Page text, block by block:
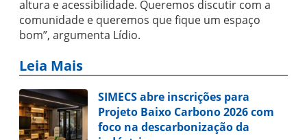
altura e acessibilidade. Queremos discutir com a
comunidade e queremos que fique um espaço
bom”, argumenta Lídio.
Leia Mais
SIMECS abre inscrições para
Projeto Baixo Carbono 2026 com
foco na descarbonização da